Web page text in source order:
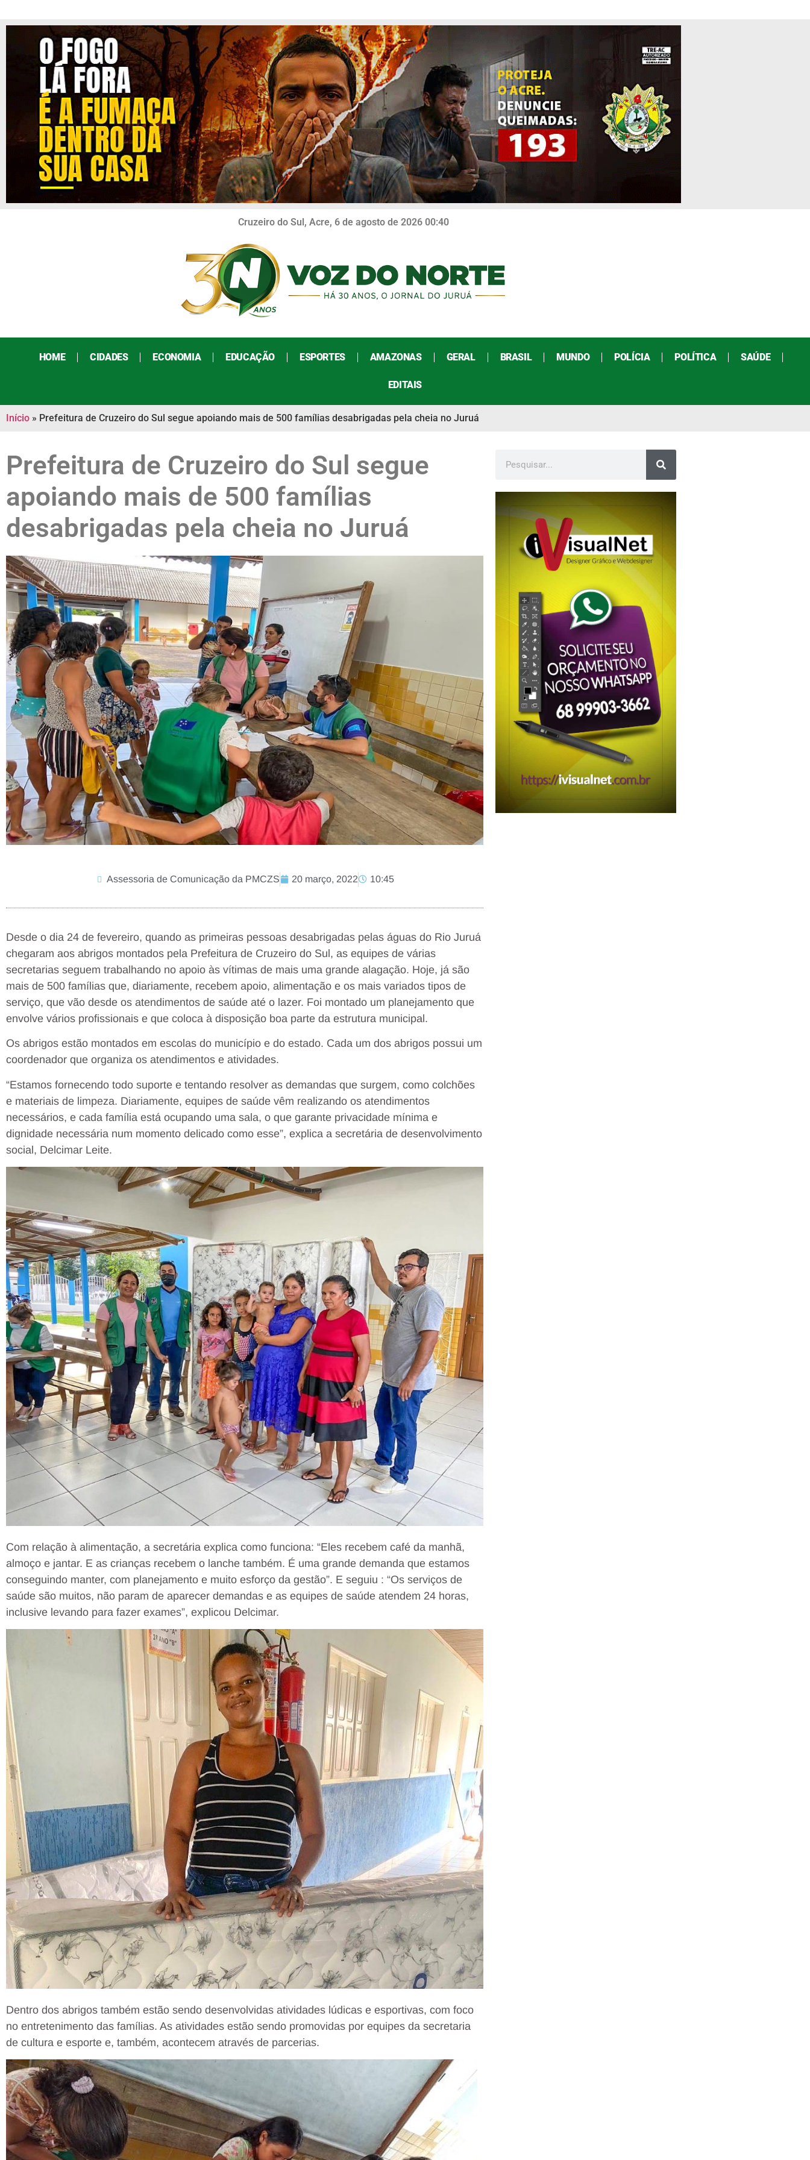
Cruzeiro do Sul, Acre, 6 de agosto de 2026 00:40
HOME CIDADES ECONOMIA EDUCAÇÃO ESPORTES AMAZONAS GERAL BRASIL MUNDO POLÍCIA POLÍTICA SAÚDE
EDITAIS
Início » Prefeitura de Cruzeiro do Sul segue apoiando mais de 500 famílias desabrigadas pela cheia no Juruá
Prefeitura de Cruzeiro do Sul segue
apoiando mais de 500 famílias
desabrigadas pela cheia no Juruá
Assessoria de Comunicação da PMCZS 20 março, 2022 10:45
Desde o dia 24 de fevereiro, quando as primeiras pessoas desabrigadas pelas águas do Rio Juruá
chegaram aos abrigos montados pela Prefeitura de Cruzeiro do Sul, as equipes de várias
secretarias seguem trabalhando no apoio às vítimas de mais uma grande alagação. Hoje, já são
mais de 500 famílias que, diariamente, recebem apoio, alimentação e os mais variados tipos de
serviço, que vão desde os atendimentos de saúde até o lazer. Foi montado um planejamento que
envolve vários profissionais e que coloca à disposição boa parte da estrutura municipal.
Os abrigos estão montados em escolas do município e do estado. Cada um dos abrigos possui um
coordenador que organiza os atendimentos e atividades.
“Estamos fornecendo todo suporte e tentando resolver as demandas que surgem, como colchões
e materiais de limpeza. Diariamente, equipes de saúde vêm realizando os atendimentos
necessários, e cada família está ocupando uma sala, o que garante privacidade mínima e
dignidade necessária num momento delicado como esse”, explica a secretária de desenvolvimento
social, Delcimar Leite.
Com relação à alimentação, a secretária explica como funciona: “Eles recebem café da manhã,
almoço e jantar. E as crianças recebem o lanche também. É uma grande demanda que estamos
conseguindo manter, com planejamento e muito esforço da gestão”. E seguiu : “Os serviços de
saúde são muitos, não param de aparecer demandas e as equipes de saúde atendem 24 horas,
inclusive levando para fazer exames”, explicou Delcimar.
Dentro dos abrigos também estão sendo desenvolvidas atividades lúdicas e esportivas, com foco
no entretenimento das famílias. As atividades estão sendo promovidas por equipes da secretaria
de cultura e esporte e, também, acontecem através de parcerias.